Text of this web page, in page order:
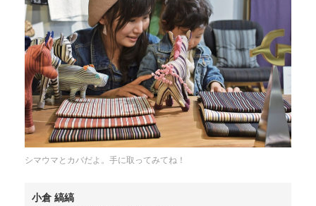
シマウマとカバだよ。手に取ってみてね！
小倉 縞縞